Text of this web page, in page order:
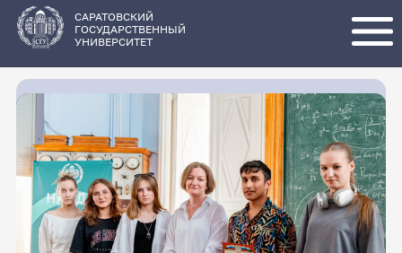
основному
содержанию
САРАТОВСКИЙ
ГОСУДАРСТВЕННЫЙ
УНИВЕРСИТЕТ